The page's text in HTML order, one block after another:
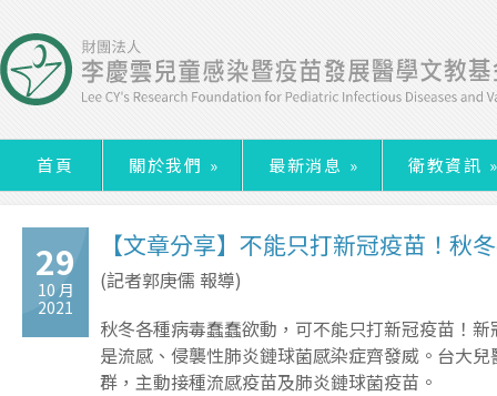
首頁 關於我們 » 最新消息 » 衛教資訊 »
29
10 月
2021
【文章分享】不能只打新冠疫苗！秋
(記者郭庚儒 報導)
秋冬各種病毒蠢蠢欲動，可不能只打新冠疫苗！
是流感、侵襲性肺炎鏈球菌感染症齊發威。台大
群，主動接種流感疫苗及肺炎鏈球菌疫苗。